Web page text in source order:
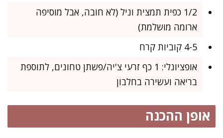
1/2 כפית תמצית וניל (לא חובה, אבל מוסיפה
ארומה מושלמת)
4-5 קוביות קרח
אופציונלי: 1 כף זרעי צ'יה/פשתן טחונים, לתוספת
בריאה ועשירה בחלבון
אופן ההכנה